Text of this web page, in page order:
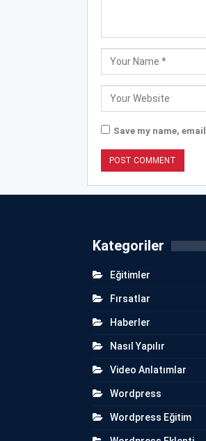
Save my name,
Kategoriler
Eğitimler
Fırsatlar
Haberler
Nasıl Yapılır
Video Anlatımlar
Wordpress
Wordpress Eğitim